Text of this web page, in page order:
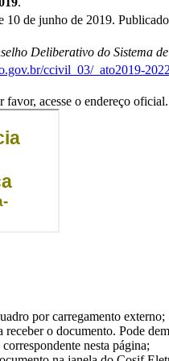
10 de junho de 2019.
Deliberativo do Sistema
ccivil_03/_ato2019-
acesse o endereço oficial.
por carregamento externo;
receber o documento. Pode
nesta página;